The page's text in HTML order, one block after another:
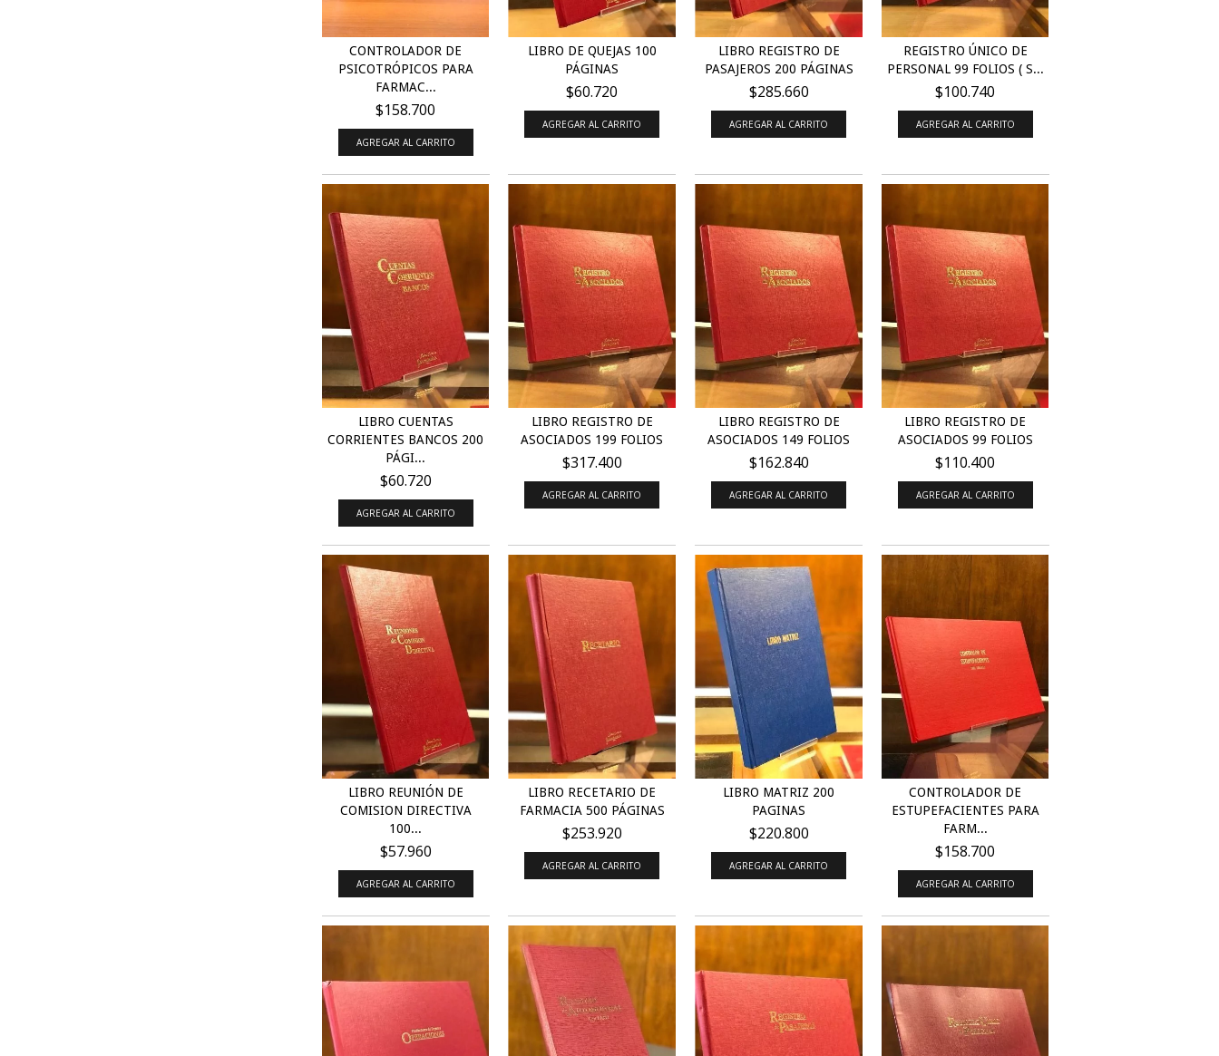
CONTROLADOR DE
PSICOTRÓPICOS PARA
FARMAC...
$158.700
AGREGAR AL CARRITO
LIBRO DE QUEJAS 100
PÁGINAS
$60.720
AGREGAR AL CARRITO
LIBRO REGISTRO DE
PASAJEROS 200 PÁGINAS
$285.660
REGISTRO ÚNICO DE
PERSONAL 99 FOLIOS ( S...
$100.740
AGREGAR AL CARRITO
LIBRO CUENTAS
CORRIENTES BANCOS 200
PÁGI...
$60.720
AGREGAR AL CARRITO
LIBRO REGISTRO DE
ASOCIADOS 199 FOLIOS
$317.400
AGREGAR AL CARRITO
LIBRO REGISTRO DE
ASOCIADOS 149 FOLIOS
$162.840
AGREGAR AL CARRITO
LIBRO REGISTRO DE
ASOCIADOS 99 FOLIOS
$110.400
AGREGAR AL CARRITO
LIBRO REUNIÓN DE
COMISION DIRECTIVA
100...
$57.960
AGREGAR AL CARRITO
LIBRO RECETARIO DE
FARMACIA 500 PÁGINAS
$253.920
AGREGAR AL CARRITO
LIBRO MATRIZ 200
PAGINAS
$220.800
AGREGAR AL CARRITO
CONTROLADOR DE
ESTUPEFACIENTES PARA
FARM...
$158.700
AGREGAR AL CARRITO